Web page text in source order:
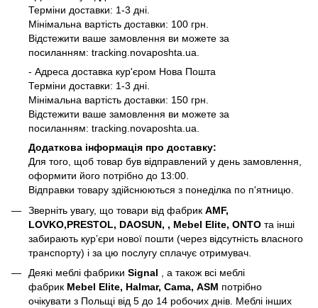
Терміни доставки: 1-3 дні.
Мінімальна вартість доставки: 100 грн.
Відстежити ваше замовлення ви можете за
посиланням: tracking.novaposhta.ua.
- Адреса доставка кур'єром Нова Пошта
Терміни доставки: 1-3 дні.
Мінімальна вартість доставки: 150 грн.
Відстежити ваше замовлення ви можете за
посиланням: tracking.novaposhta.ua.
Додаткова інформація про доставку:
Для того, щоб товар був відправлений у день замовлення,
оформити його потрібно до 13:00.
Відправки товару здійснюються з понеділка по п'ятницю.
Зверніть увагу, що товари від фабрик AMF,
LOVKO,PRESTOL, DAOSUN, , Mebel Elite, ONTO та інші
забирають курʼєри нової пошти (через відсутність власного
транспорту) і за цю послугу сплачує отримувач.
Деякі меблі фабрики Signal , а також всі меблі
фабрик Mebel Elite, Halmar, Cama, ASM потрібно
очікувати з Польщі від 5 до 14 робочих днів. Меблі інших